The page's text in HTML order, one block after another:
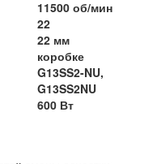
11500 об/мин
22
22 мм
коробке
G13SS2-NU,
G13SS2NU
600 Вт